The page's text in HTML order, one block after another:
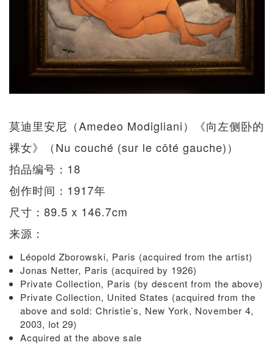
莫迪里安尼（Amedeo Modigliani）《向左侧卧的
裸女》（Nu couché (sur le côté gauche)）
拍品编号：18
创作时间：1917年
尺寸：89.5 x 146.7cm
来源：
Léopold Zborowski, Paris (acquired from the artist)
Jonas Netter, Paris (acquired by 1926)
Private Collection, Paris (by descent from the above)
Private Collection, United States (acquired from the
above and sold: Christie’s, New York, November 4,
2003, lot 29)
Acquired at the above sale